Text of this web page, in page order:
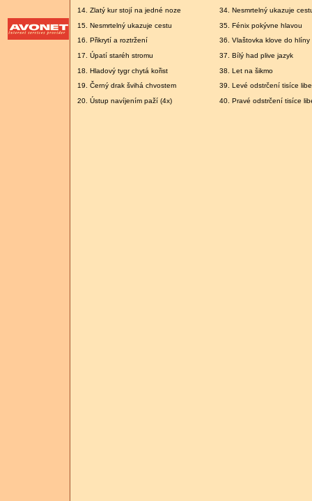
14. Zlatý kur stojí na jedné noze
15. Nesmrtelný ukazuje cestu
16. Přikrytí a roztržení
17. Úpatí staréh stromu
18. Hladový tygr chytá kořist
19. Černý drak švihá chvostem
20. Ústup navíjením paží (4x)
34. Nesmrtelný ukazuje
35. Fénix pokývne hlavou
36. Vlaštovka klove do hlíny
37. Bílý had plive jazyk
38. Let na šikmo
39. Levé odstrčení tisíce
40. Pravé odstrčení tisíce